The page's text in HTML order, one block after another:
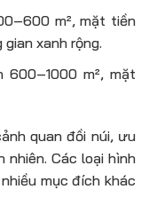
m², mặt tiền
xanh rộng.
m², mặt
quan đồi núi, ưu
Các loại hình
mục đích khác